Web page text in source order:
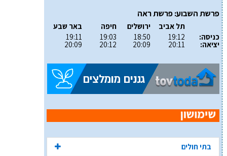
פרשת השבוע: פרשת ראה
כניסה:
יציאה:
תל אביב
19:12
20:11
ירושלים
18:50
20:09
חיפה
19:03
20:12
באר שבע
19:11
20:09
בתי חולים